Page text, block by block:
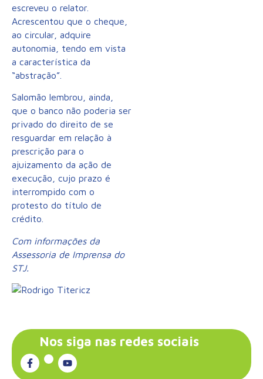
escreveu o relator.
Acrescentou que o cheque,
ao circular, adquire
autonomia, tendo em vista
a característica da
“abstração”.
Salomão lembrou, ainda,
que o banco não poderia ser
privado do direito de se
resguardar em relação à
prescrição para o
ajuizamento da ação de
execução, cujo prazo é
interrompido com o
protesto do título de
crédito.
Com informações da
Assessoria de Imprensa do
STJ.
Nos siga nas redes sociais